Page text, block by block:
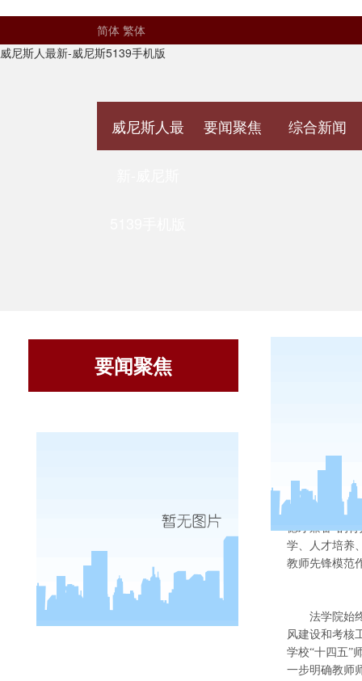
简体 繁体
威尼斯人最新-威尼斯5139手机版
威尼斯人最 要闻聚焦 综合新闻
要闻聚焦
德才兼备”的
学、人才培养
教师先锋模范
法学院始
风建设和考核
学校“十四五”
一步明确教师